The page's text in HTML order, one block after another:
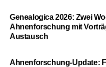
Genealogica 2026: Zwei
Ahnenforschung mit
Austausch
Ahnenforschung-Update: